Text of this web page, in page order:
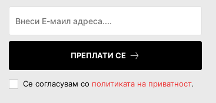
ПРЕПЛАТИ СЕ
Се согласувам со политиката на приватност.